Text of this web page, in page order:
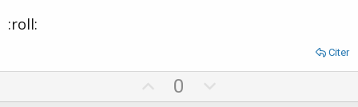
:roll:
Citer
0